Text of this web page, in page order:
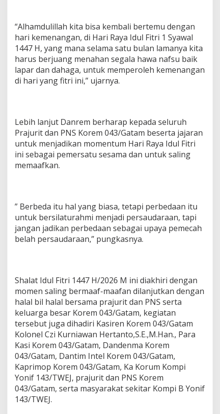
“Alhamdulillah kita bisa kembali bertemu dengan
hari kemenangan, di Hari Raya Idul Fitri 1 Syawal
1447 H, yang mana selama satu bulan lamanya kita
harus berjuang menahan segala hawa nafsu baik
lapar dan dahaga, untuk memperoleh kemenangan
di hari yang fitri ini,” ujarnya.
Lebih lanjut Danrem berharap kepada seluruh
Prajurit dan PNS Korem 043/Gatam beserta jajaran
untuk menjadikan momentum Hari Raya Idul Fitri
ini sebagai pemersatu sesama dan untuk saling
memaafkan.
” Berbeda itu hal yang biasa, tetapi perbedaan itu
untuk bersilaturahmi menjadi persaudaraan, tapi
jangan jadikan perbedaan sebagai upaya pemecah
belah persaudaraan,” pungkasnya.
Shalat Idul Fitri 1447 H/2026 M ini diakhiri dengan
momen saling bermaaf-maafan dilanjutkan dengan
halal bil halal bersama prajurit dan PNS serta
keluarga besar Korem 043/Gatam, kegiatan
tersebut juga dihadiri Kasiren Korem 043/Gatam
Kolonel Czi Kurniawan Hertanto,S.E.,M.Han., Para
Kasi Korem 043/Gatam, Dandenma Korem
043/Gatam, Dantim Intel Korem 043/Gatam,
Kaprimop Korem 043/Gatam, Ka Korum Kompi
Yonif 143/TWEJ, prajurit dan PNS Korem
043/Gatam, serta masyarakat sekitar Kompi B Yonif
143/TWEJ.